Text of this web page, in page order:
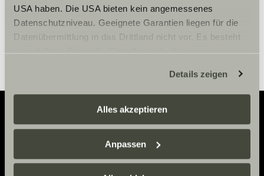
USA haben. Die USA bieten kein angemessenes
Datenschutzniveau. Geeignete Garantien liegen für die
Datenübermittlung in das Drittland nicht vor. Es besteht
ein erhöhtes Risiko für Betroffene, da diesen
zustehen. Eingesetzte Dienstleister können Daten für
eigene Zwecke verarbeiten und mit anderen Daten
zusammenführen. Weitere Informationen finden Sie hier:
Datenschutzerklärung
einzelne Cookies/Dienste in den Einstellungen aus,
erteilen Sie uns Ihre Einwilligung zur Verarbeitung Ihrer
Details zeigen
Alles akzeptieren
Anpassen
Adventure
Now.